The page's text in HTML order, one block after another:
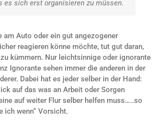
es sich erst organisieren zu müssen.
Auto oder ein gut angezogener
reagieren könne möchte, tut gut daran,
kümmern. Nur leichtsinnige oder ignorante
Ignorante sehen immer die anderen in der
Dabei hat es jeder selber in der Hand:
auf das was an Arbeit oder Sorgen
auf weiter Flur selber helfen muss…..so
ich wenn“ Vorsicht.